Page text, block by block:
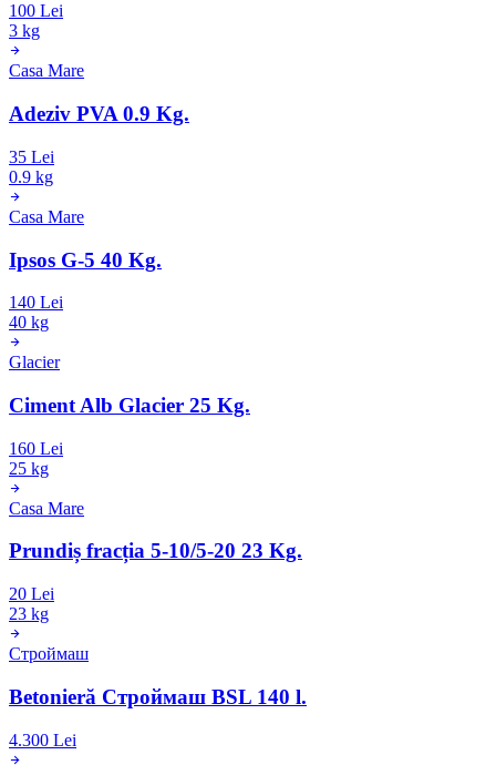
100 Lei
3 kg
Casa Mare
Adeziv PVA 0.9 Kg.
35 Lei
0.9 kg
Casa Mare
Ipsos G-5 40 Kg.
140 Lei
40 kg
Glacier
Ciment Alb Glacier 25 Kg.
160 Lei
25 kg
Casa Mare
Prundiș fracția 5-10/5-20 23 Kg.
20 Lei
23 kg
Строймаш
Betonieră Строймаш BSL 140 l.
4.300 Lei